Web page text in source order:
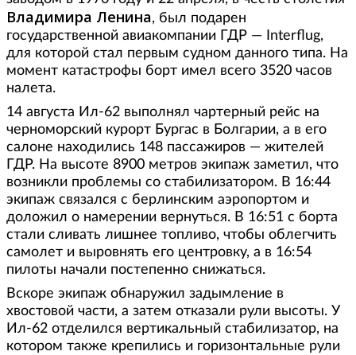
Владимира Ленина, был подарен
государственной авиакомпании ГДР — Interflug,
для которой стал первым судном данного типа. На
момент катастрофы борт имел всего 3520 часов
налета.
14 августа Ил-62 выполнял чартерный рейс на
черноморский курорт Бургас в Болгарии, а в его
салоне находились 148 пассажиров — жителей
ГДР. На высоте 8900 метров экипаж заметил, что
возникли проблемы со стабилизатором. В 16:44
экипаж связался с берлинским аэропортом и
доложил о намерении вернуться. В 16:51 с борта
стали сливать лишнее топливо, чтобы облегчить
самолет и выровнять его центровку, а в 16:54
пилоты начали постепенно снижаться.
Вскоре экипаж обнаружил задымление в
хвостовой части, а затем отказали рули высоты. У
Ил-62 отделился вертикальный стабилизатор, на
котором также крепились и горизонтальные рули